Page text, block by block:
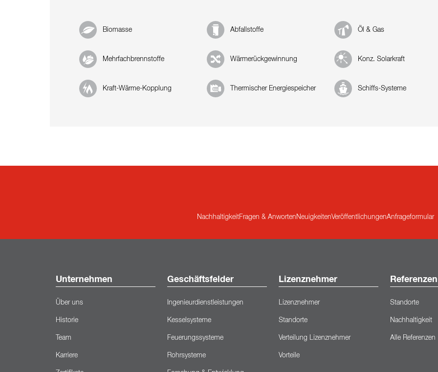
Biomasse Abfallstoffe Öl & Gas
Mehrfachbrennstoffe Wärmerückgewinnung Konz. Solarkraft
Kraft-Wärme-Kopplung Thermischer Energiespeicher Schiffs-Systeme
NachhaltigkeitFragen & Anworten NeuigkeitenVeröffentlichungenAnfrageformular
Unternehmen
Über uns
Historie
Team
Karriere
Geschäftsfelder
Ingenieurdienstleistungen
Kesselsysteme
Feuerungssysteme
Rohrsysteme
Lizenznehmer
Lizenznehmer
Standorte
Verteilung Lizenznehmer
Vorteile
Referenzen
Standorte
Nachhaltigkeit
Alle Referenzen